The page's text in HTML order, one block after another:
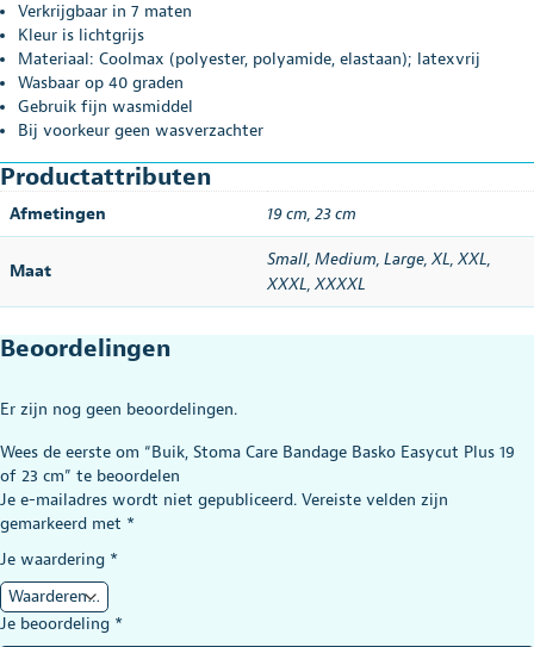
Verkrijgbaar in 7 maten
Kleur is lichtgrijs
Materiaal: Coolmax (polyester, polyamide, elastaan); latexvrij
Wasbaar op 40 graden
Gebruik fijn wasmiddel
Bij voorkeur geen wasverzachter
Productattributen
Afmetingen 19 cm, 23 cm
Maat
Small, Medium, Large, XL, XXL,
XXXL, XXXXL
Beoordelingen
Er zijn nog geen beoordelingen.
Wees de eerste om “Buik, Stoma Care Bandage Basko Easycut Plus 19
of 23 cm” te beoordelen
Je e-mailadres wordt niet gepubliceerd. Vereiste velden zijn
gemarkeerd met *
Je waardering *
Je beoordeling *